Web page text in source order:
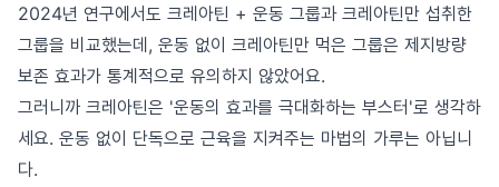
2024년 연구에서도 크레아틴 + 운동 그룹과 크레아틴만 섭취한
그룹을 비교했는데, 운동 없이 크레아틴만 먹은 그룹은 제지방량
보존 효과가 통계적으로 유의하지 않았어요.
그러니까 크레아틴은 '운동의 효과를 극대화하는 부스터'로 생각하
세요. 운동 없이 단독으로 근육을 지켜주는 마법의 가루는 아닙니
다.